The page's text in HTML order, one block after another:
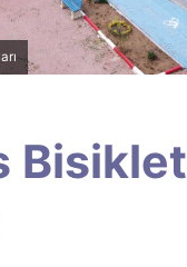
Bisiklet